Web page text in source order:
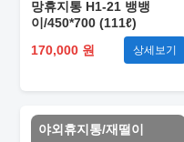
망휴지통 H1-21 뱅뱅
이/450*700 (111ℓ)
170,000 원
상세보기
야외휴지통/재떨이